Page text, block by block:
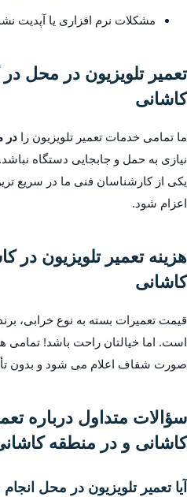
مشکلات نرم افزاری یا آپدیت
تعمیر تلویزیون در محل
کاشانی
ما تمامی خدمات تعمیر تلویزیون را در
نیازی به حمل و جابجایی دستگاه
یکی از کارشناسان فنی ما در سریع
اعزام شود.
هزینه تعمیر تلویزیون در
کاشانی
قیمت تعمیرات بسته به نوع خرابی،
است. اما خیالتان راحت باشد! تمامی
صورت شفاف اعلام می شود و بدون
سؤالات متداول درباره
کاشانی و در منطقه
آیا تعمیر تلویزیون در محل